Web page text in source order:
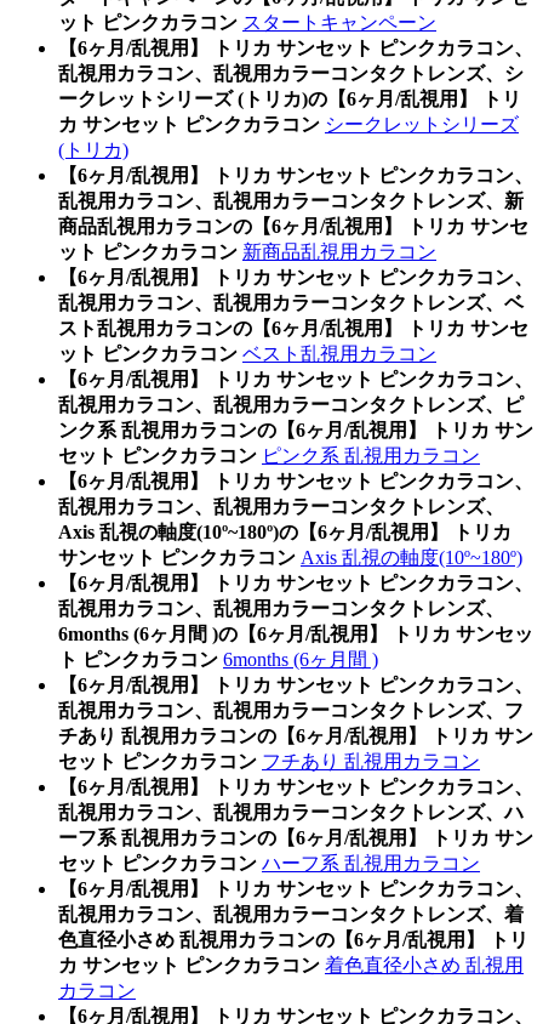
ット ピンクカラコン スタートキャンペーン
【6ヶ月/乱視用】 トリカ サンセット ピンクカラコン、
乱視用カラコン、乱視用カラーコンタクトレンズ、シ
ークレットシリーズ (トリカ)の【6ヶ月/乱視用】 トリ
カ サンセット ピンクカラコン シークレットシリーズ
(トリカ)
【6ヶ月/乱視用】 トリカ サンセット ピンクカラコン、
乱視用カラコン、乱視用カラーコンタクトレンズ、新
商品乱視用カラコンの【6ヶ月/乱視用】 トリカ サンセ
ット ピンクカラコン 新商品乱視用カラコン
【6ヶ月/乱視用】 トリカ サンセット ピンクカラコン、
乱視用カラコン、乱視用カラーコンタクトレンズ、ベ
スト乱視用カラコンの【6ヶ月/乱視用】 トリカ サンセ
ット ピンクカラコン ベスト乱視用カラコン
【6ヶ月/乱視用】 トリカ サンセット ピンクカラコン、
乱視用カラコン、乱視用カラーコンタクトレンズ、ピ
ンク系 乱視用カラコンの【6ヶ月/乱視用】 トリカ サン
セット ピンクカラコン ピンク系 乱視用カラコン
【6ヶ月/乱視用】 トリカ サンセット ピンクカラコン、
乱視用カラコン、乱視用カラーコンタクトレンズ、
Axis 乱視の軸度(10º~180º)の【6ヶ月/乱視用】 トリカ
サンセット ピンクカラコン Axis 乱視の軸度(10º~180º)
【6ヶ月/乱視用】 トリカ サンセット ピンクカラコン、
乱視用カラコン、乱視用カラーコンタクトレンズ、
6months (6ヶ月間 )の【6ヶ月/乱視用】 トリカ サンセッ
ト ピンクカラコン 6months (6ヶ月間 )
【6ヶ月/乱視用】 トリカ サンセット ピンクカラコン、
乱視用カラコン、乱視用カラーコンタクトレンズ、フ
チあり 乱視用カラコンの【6ヶ月/乱視用】 トリカ サン
セット ピンクカラコン フチあり 乱視用カラコン
【6ヶ月/乱視用】 トリカ サンセット ピンクカラコン、
乱視用カラコン、乱視用カラーコンタクトレンズ、ハ
ーフ系 乱視用カラコンの【6ヶ月/乱視用】 トリカ サン
セット ピンクカラコン ハーフ系 乱視用カラコン
【6ヶ月/乱視用】 トリカ サンセット ピンクカラコン、
乱視用カラコン、乱視用カラーコンタクトレンズ、着
色直径小さめ 乱視用カラコンの【6ヶ月/乱視用】 トリ
カ サンセット ピンクカラコン 着色直径小さめ 乱視用
カラコン
【6ヶ月/乱視用】 トリカ サンセット ピンクカラコン、